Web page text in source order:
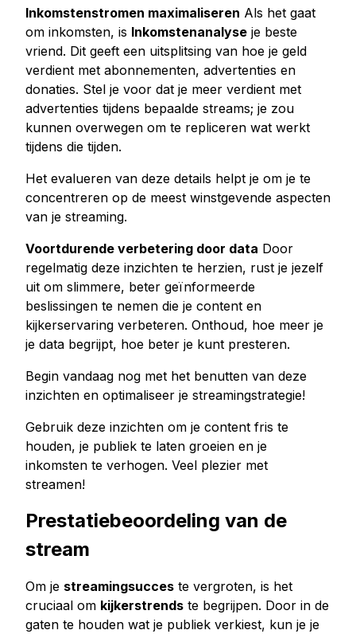
Inkomstenstromen maximaliseren Als het gaat
om inkomsten, is Inkomstenanalyse je beste
vriend. Dit geeft een uitsplitsing van hoe je geld
verdient met abonnementen, advertenties en
donaties. Stel je voor dat je meer verdient met
advertenties tijdens bepaalde streams; je zou
kunnen overwegen om te repliceren wat werkt
tijdens die tijden.
Het evalueren van deze details helpt je om je te
concentreren op de meest winstgevende aspecten
van je streaming.
Voortdurende verbetering door data Door
regelmatig deze inzichten te herzien, rust je jezelf
uit om slimmere, beter geïnformeerde
beslissingen te nemen die je content en
kijkerservaring verbeteren. Onthoud, hoe meer je
je data begrijpt, hoe beter je kunt presteren.
Begin vandaag nog met het benutten van deze
inzichten en optimaliseer je streamingstrategie!
Gebruik deze inzichten om je content fris te
houden, je publiek te laten groeien en je
inkomsten te verhogen. Veel plezier met
streamen!
Prestatiebeoordeling van de
stream
Om je streamingsucces te vergroten, is het
cruciaal om kijkerstrends te begrijpen. Door in de
gaten te houden wat je publiek verkiest, kun je je